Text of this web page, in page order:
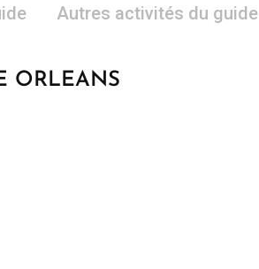
Autres activités du guide
ORLEANS